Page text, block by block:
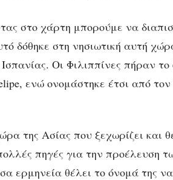
στο χάρτη μπορούμε να
δόθηκε στη νησιωτική αυτή
Ισπανίας. Οι Φιλιππίνες πήραν
ενώ ονομάστηκε έτσι από
της Ασίας που ξεχωρίζει και
πηγές για την προέλευση
ερμηνεία θέλει το όνομά της